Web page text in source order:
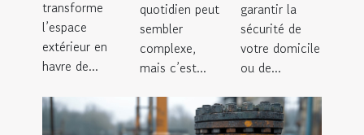
transforme
l’espace
extérieur en
havre de...
quotidien peut
sembler
complexe,
mais c’est...
garantir la
sécurité de
votre domicile
ou de...